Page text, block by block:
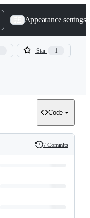
Appearance settings
Star 1
Code
History
7 Commits